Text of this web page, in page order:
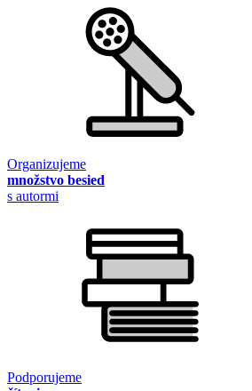
Organizujeme
množstvo besied
s autormi
Podporujeme